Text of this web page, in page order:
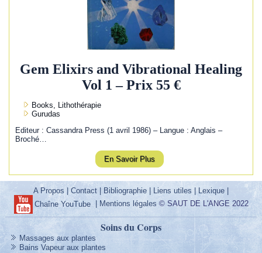
Gem Elixirs and Vibrational Healing
Vol 1 – Prix 55 €
Books, Lithothérapie
Gurudas
Editeur : Cassandra Press (1 avril 1986) – Langue : Anglais –
Broché…
En Savoir Plus
A Propos |Contact | Bibliographie | Liens utiles| Lexique |
Chaîne YouTube| Mentions légales © SAUT DE L'ANGE 2022
Soins du Corps
Massages aux plantes
Bains Vapeur aux plantes